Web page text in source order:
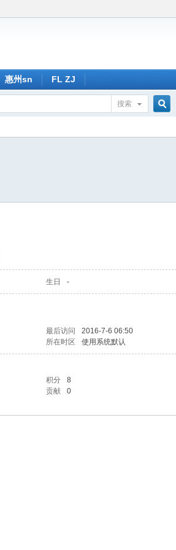
惠州sn FL ZJ
搜索
生日 -
最后访问 2016-7-6 06:50
所在时区 使用系统默认
积分 8
贡献 0